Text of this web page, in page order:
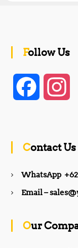
Follow Us
b a
Contact Us
WhatsApp
Email –
Our